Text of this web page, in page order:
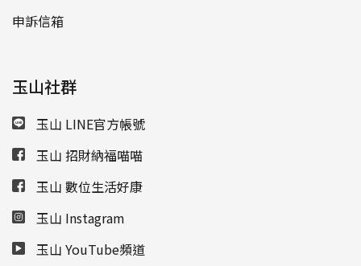
申訴信箱
玉山社群
玉山 LINE官方帳號
玉山 招財納福喵喵
玉山 數位生活好康
玉山 Instagram
玉山 YouTube頻道